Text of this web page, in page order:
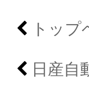
トッ
日産自